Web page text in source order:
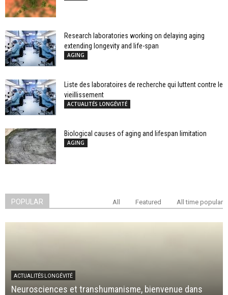
Research laboratories working on delaying aging
extending longevity and life-span
AGING
Liste des laboratoires de recherche qui luttent contre le
vieillissement
ACTUALITÉS LONGÉVITÉ
Biological causes of aging and lifespan limitation
AGING
POPULAR All Featured All time popular
ACTUALITÉS LONGÉVITÉ
Neurosciences et transhumanisme, bienvenue dans